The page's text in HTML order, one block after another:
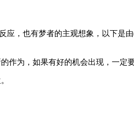
，也有梦者的主观想象，以下是
为，如果有好的机会出现，一定要